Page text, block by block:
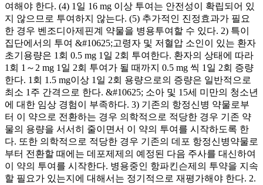
여해야 한다. (4) 1일 16 mg 이상 투여는 안전성이 확립되어 있
지 않으므로 투여하지 않는다. (5) 추가적인 진정효과가 필요
한 경우 벤조디아제핀계 약물을 병용투여할 수 있다. 2) 특이
집단에서의 투여 &#10625;고령자 및 저혈압 소인이 있는 환자
초기용량은 1회 0.5 mg 1일 2회 투여한다. 환자의 상태에 따라
1회 1～2 mg 1일 2회 투여가 될 때까지 0.5 mg 씩 1일 2회 증량
한다. 1회 1.5 mg이상 1일 2회 용량으로의 증량은 일반적으로
최소 1주 간격으로 한다. &#10625; 소아 및 15세 미만의 청소년
에 대한 임상 경험이 부족하다. 3) 기존의 항정신병 약물로부
터 이 약으로 전환하는 경우 의학적으로 적당한 경우 기존 약
물의 용량을 서서히 줄이면서 이 약의 투여를 시작하도록 한
다. 또한 의학적으로 적당한 경우 기존의 데포 항정신병약물로
부터 전환할 때에는 데포제제의 예정된 다음 주사를 대신하여
이 약의 투여를 시작한다. 병용중인 항파킨슨제의 투약을 지속
할 필요가 있는지에 대해서는 정기적으로 재평가해야 한다. 2.